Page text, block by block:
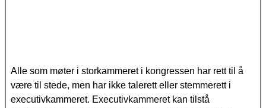
Alle som møter i storkammeret i kongressen har rett til å
være til stede, men har ikke talerett eller stemmerett i
executivkammeret. Executivkammeret kan tilstå